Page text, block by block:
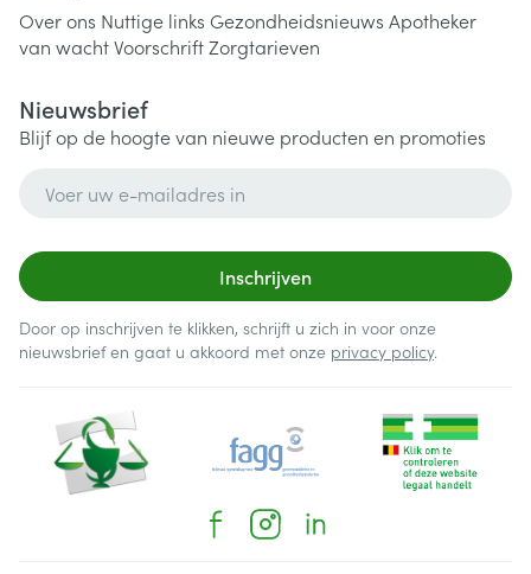
Over ons Nuttige links Gezondheidsnieuws Apotheker
van wachtVoorschriftZorgtarieven
Nieuwsbrief
Blijf op de hoogte van nieuwe producten en promoties
Inschrijven
Door op inschrijven te klikken, schrijft u zich in voor onze
nieuwsbrief en gaat u akkoord met onze privacy policy.